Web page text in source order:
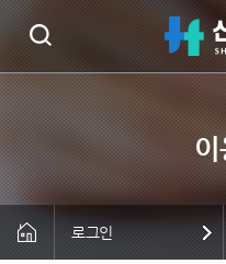
로그인